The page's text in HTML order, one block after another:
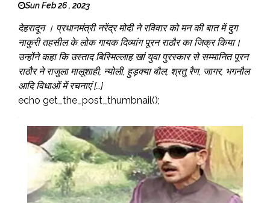
Sun Feb 26 , 2023
देहरादून । प्रधानमंत्री नरेंद्र मोदी ने रविवार को मन की बात में दुग
नाकुरी तहसील के लोक गायक दिव्यांग पूरन राठौर का जिक्र किया।
उन्होंने कहा कि उस्ताद बिस्मिल्लाह खां युवा पुरस्कार से सम्मानित पूरन
राठौर ने राजुला मालूशाही, न्योली, हुड़क्या बौल, श्रतु रैण, जागर, भगनौल
आदि विधाओं में रचनाएं […]
echo get_the_post_thumbnail();